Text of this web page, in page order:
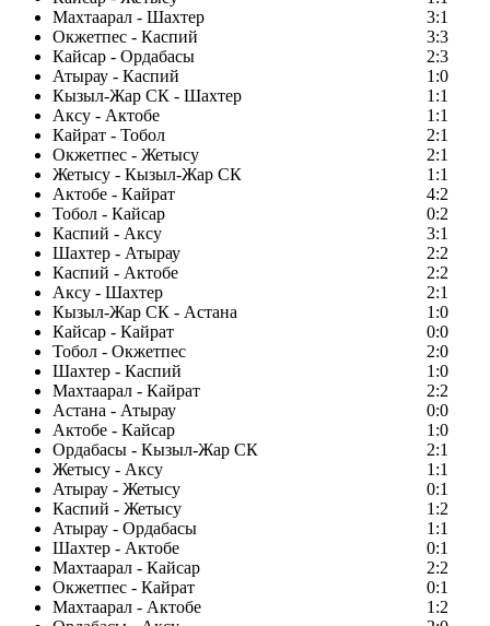
Махтаарал - Шахтер
3:1
Окжетпес - Каспий
3:3
Кайсар - Ордабасы
2:3
Атырау - Каспий
1:0
Кызыл-Жар СК - Шахтер
1:1
Аксу - Актобе
1:1
Кайрат - Тобол
2:1
Окжетпес - Жетысу
2:1
Жетысу - Кызыл-Жар СК
1:1
Актобе - Кайрат
4:2
Тобол - Кайсар
0:2
Каспий - Аксу
3:1
Шахтер - Атырау
2:2
Каспий - Актобе
2:2
Аксу - Шахтер
2:1
Кызыл-Жар СК - Астана
1:0
Кайсар - Кайрат
0:0
Тобол - Окжетпес
2:0
Шахтер - Каспий
1:0
Махтаарал - Кайрат
2:2
Астана - Атырау
0:0
Актобе - Кайсар
1:0
Ордабасы - Кызыл-Жар СК
2:1
Жетысу - Аксу
1:1
Атырау - Жетысу
0:1
Каспий - Жетысу
1:2
Атырау - Ордабасы
1:1
Шахтер - Актобе
0:1
Махтаарал - Кайсар
2:2
Окжетпес - Кайрат
0:1
Махтаарал - Актобе
1:2